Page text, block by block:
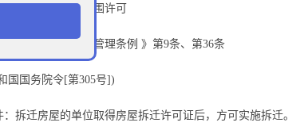
：变更城市房屋范围许可
：《城市房屋拆迁管理条例 》第9条、第36条
国国务院令[第305号])
：拆迁房屋的单位取得房屋拆迁许可证后，方可实施拆迁。